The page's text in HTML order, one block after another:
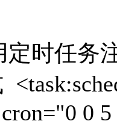
定时任务
0